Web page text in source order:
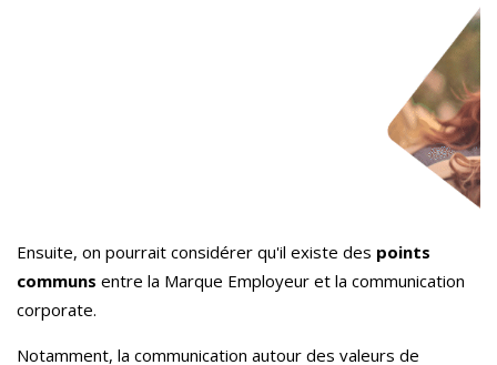
Ensuite, on pourrait considérer qu'il existe des points
communs entre la Marque Employeur et la communication
corporate.
Notamment, la communication autour des valeurs de